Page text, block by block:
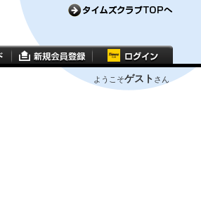
ようこそゲスト さん